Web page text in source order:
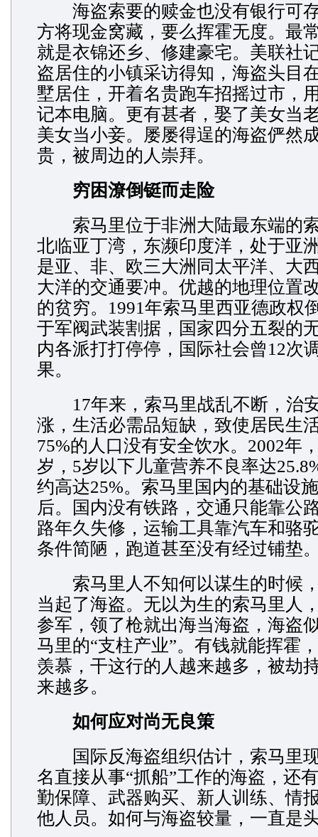
海盗索要的赎金也没有银行可
方将现金窝藏，要么挥霍无度。最
就是衣锦还乡、修建豪宅。美联社
盗居住的小镇采访得知，海盗头目
墅居住，开着名贵跑车招摇过市，
记本电脑。更有甚者，娶了美女当
美女当小妾。屡屡得逞的海盗俨然
贵，被周边的人崇拜。
穷困潦倒铤而走险
索马里位于非洲大陆最东端的
北临亚丁湾，东濒印度洋，处于亚
是亚、非、欧三大洲同太平洋、大
大洋的交通要冲。优越的地理位置
的贫穷。1991年索马里西亚德政权
于军阀武装割据，国家四分五裂的
内各派打打停停，国际社会曾12次
果。
17年来，索马里战乱不断，治
涨，生活必需品短缺，致使居民生
75%的人口没有安全饮水。2002年
岁，5岁以下儿童营养不良率达
约高达25%。索马里国内的基础设
后。国内没有铁路，交通只能靠公
路年久失修，运输工具靠汽车和骆
条件简陋，跑道甚至没有经过铺垫
索马里人不知何以谋生的时候
当起了海盗。无以为生的索马里人
参军，领了枪就出海当海盗，海盗
马里的“支柱产业”。有钱就能挥霍
羡慕，干这行的人越来越多，被劫
来越多。
如何应对尚无良策
国际反海盗组织估计，索马里现
名直接从事“抓船”工作的海盗，还
勤保障、武器购买、新人训练、情
他人员。如何与海盗较量，一直是